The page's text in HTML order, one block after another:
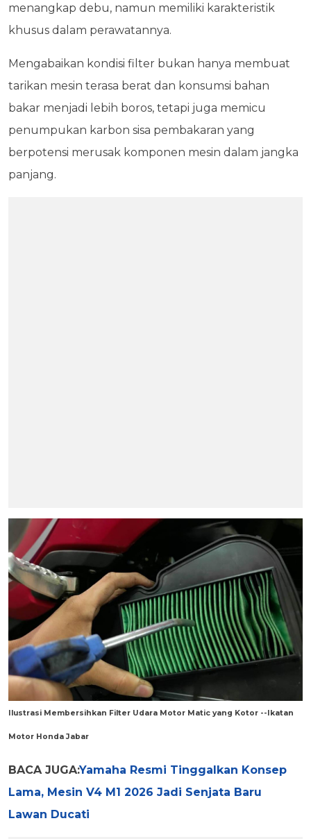
menangkap debu, namun memiliki karakteristik
khusus dalam perawatannya.
Mengabaikan kondisi filter bukan hanya membuat
tarikan mesin terasa berat dan konsumsi bahan
bakar menjadi lebih boros, tetapi juga memicu
penumpukan karbon sisa pembakaran yang
berpotensi merusak komponen mesin dalam jangka
panjang.
Ilustrasi Membersihkan Filter Udara Motor Matic yang Kotor --Ikatan
Motor Honda Jabar
BACA JUGA:Yamaha Resmi Tinggalkan Konsep
Lama, Mesin V4 M1 2026 Jadi Senjata Baru
Lawan Ducati